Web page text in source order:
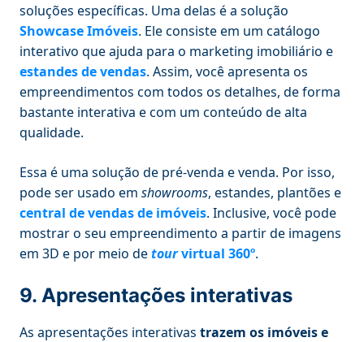
soluções específicas. Uma delas é a solução
Showcase Imóveis. Ele consiste em um catálogo
interativo que ajuda para o marketing imobiliário e
estandes de vendas. Assim, você apresenta os
empreendimentos com todos os detalhes, de forma
bastante interativa e com um conteúdo de alta
qualidade.
Essa é uma solução de pré-venda e venda. Por isso,
pode ser usado em showrooms, estandes, plantões e
central de vendas de imóveis. Inclusive, você pode
mostrar o seu empreendimento a partir de imagens
em 3D e por meio detourvirtual 360º.
9. Apresentações interativas
As apresentações interativas trazem os imóveis e